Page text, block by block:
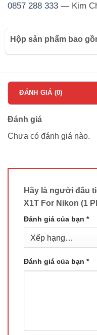
0857 288 333— Kim
Hộp sản phẩm bao
ĐÁNH GIÁ (0)
Đánh giá
Chưa có đánh giá nào.
Hãy là người đầu
X1T For Nikon (1
Đánh giá của bạn *
Đánh giá của bạn *